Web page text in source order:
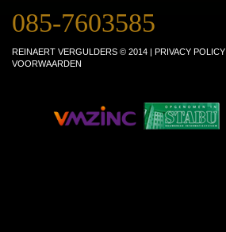
085-7603585
REINAERT VERGULDERS © 2014 | PRIVACY POLICY
VOORWAARDEN